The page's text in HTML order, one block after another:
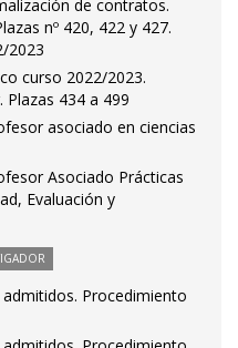
de contratos.
nº 420, 422 y 427.
2023
curso 2022/2023.
434 a 499
asociado en ciencias
Asociado Prácticas
Evaluación y
Procedimiento